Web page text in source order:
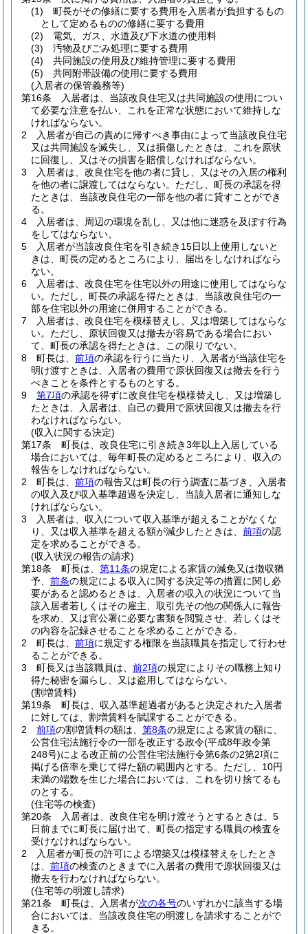
(1)
町長がその修繕に要する費用を入居者が負担するもの
として定めるものの修繕に要する費用
(2)
電気、ガス、水道及び下水道の使用料
(3)
汚物及びごみ処理に要する費用
(4)
共同施設の使用及び維持管理に要する費用
(5)
共同附帯設備の使用に要する費用
(入居者の保管義務等)
第16条
入居者は、当該改良住宅又は共同施設の使用につい
て必要な注意を払い、これを正常な状態において維持しな
ければならない。
2
入居者が自己の責めに帰すべき事由によって当該改良住宅
又は共同施設を滅失し、又は損傷したときは、これを原状
に回復し、又はその損害を賠償しなければならない。
3
入居者は、改良住宅を他の者に貸し、又はその入居の権利
を他の者に譲渡してはならない。 ただし、町長の承認を得
たときは、当該改良住宅の一部を他の者に貸すことができ
る。
4
入居者は、周辺の環境を乱し、又は他に迷惑を及ぼす行為
をしてはならない。
5
入居者が当該改良住宅を引き続き15日以上使用しないと
きは、町長の定めるところにより、届出をしなければなら
ない。
6
入居者は、改良住宅を住宅以外の用途に使用してはならな
い。 ただし、町長の承認を得たときは、当該改良住宅の一
部を住宅以外の用途に併用することができる。
7
入居者は、改良住宅を模様替えし、又は増築してはならな
い。 ただし、原状回復又は撤去が容易である場合におい
て、町長の承認を得たときは、この限りでない。
8
町長は、 前項の承認を行うに当たり、入居者が当該住宅を
明け渡すときは、入居者の費用で原状回復又は撤去を行う
べきことを条件とするものとする。
9
第7項の承認を得ずに改良住宅を模様替えし、又は増築し
たときは、入居者は、自己の費用で原状回復又は撤去を行
わなければならない。
(収入に関する決定)
第17条
町長は、改良住宅に引き続き3年以上入居している
場合においては、毎年町長の定めるところにより、収入の
報告をしなければならない。
2
町長は、 前項の報告又は町長の行う調査に基づき、入居者
の収入及び収入基準超過を決定し、当該入居者に通知しな
ければならない。
3
入居者は、収入について収入基準が超えることがなくな
り、又は収入基準を超える額が減少したときは、 前項の認
定を求めることができる。
(収入状況の報告の請求)
第18条
町長は、 第11条の規定による家賃の減免又は徴収猶
予、 前条の規定による収入に関する決定等の措置に関し必
要があると認めるときは、入居者の収入の状況について当
該入居者若しくはその雇主、取引先その他の関係人に報告
を求め、又は官公署に必要な書類を閲覧させ、若しくはそ
の内容を記録させることを求めることができる。
2
町長は、 前項に規定する権限を当該職員を指定して行わせ
ることができる。
3
町長又は当該職員は、 前2項の規定によりその職務上知り
得た秘密を漏らし、又は盗用してはならない。
(割増賃料)
第19条
町長は、収入基準超過者があると決定された入居者
に対しては、割増賃料を賦課することができる。
2
前項の割増賃料の額は、 第8条の規定による家賃の額に、
公営住宅法施行令の一部を改正する政令(平成8年政令第
248号)による改正前の公営住宅法施行令第6条の2第2項に
掲げる倍率を乗じて得た額の範囲内とする。 ただし、10円
未満の端数を生じた場合においては、これを切り捨てるも
のとする。
(住宅等の検査)
第20条
入居者は、改良住宅を明け渡そうとするときは、5
日前までに町長に届け出て、町長の指定する職員の検査を
受けなければならない。
2
入居者が町長の許可による増築又は模様替えをしたとき
は、 前項の検査のときまでに入居者の費用で原状回復又は
撤去を行わなければならない。
(住宅等の明渡し請求)
第21条
町長は、入居者が次の各号のいずれかに該当する場
合においては、当該改良住宅の明渡しを請求することがで
きる。